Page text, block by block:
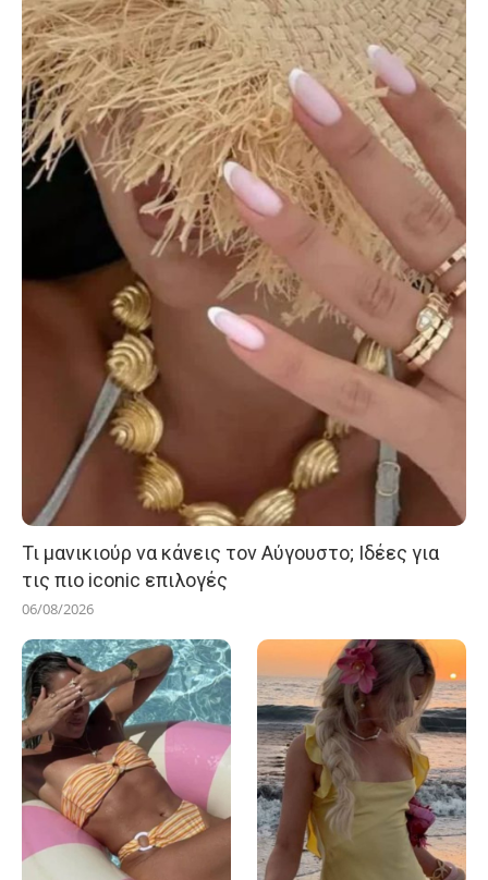
Τι μανικιούρ να κάνεις τον Αύγουστο; Ιδέες για
τις πιο iconic επιλογές
06/08/2026